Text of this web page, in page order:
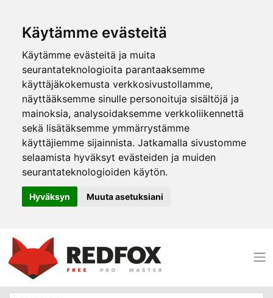
Käytämme evästeitä
Käytämme evästeitä ja muita
seurantateknologioita parantaaksemme
käyttäjäkokemusta verkkosivustollamme,
näyttääksemme sinulle personoituja sisältöjä ja
mainoksia, analysoidaksemme verkkoliikennettä
sekä lisätäksemme ymmärrystämme
käyttäjiemme sijainnista. Jatkamalla sivustomme
selaamista hyväksyt evästeiden ja muiden
seurantateknologioiden käytön.
Hyväksyn Muuta asetuksiani